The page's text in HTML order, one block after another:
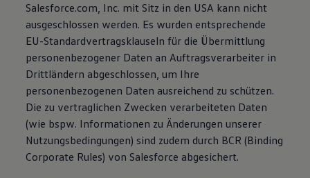
Salesforce.com, Inc. mit Sitz in den USA kann nicht
ausgeschlossen werden. Es wurden entsprechende
EU-Standardvertragsklauseln für die Übermittlung
personenbezogener Daten an Auftragsverarbeiter in
Drittländern abgeschlossen, um Ihre
personenbezogenen Daten ausreichend zu schützen.
Die zu vertraglichen Zwecken verarbeiteten Daten
(wie bspw. Informationen zu Änderungen unserer
Nutzungsbedingungen) sind zudem durch BCR (Binding
Corporate Rules) von Salesforce abgesichert.